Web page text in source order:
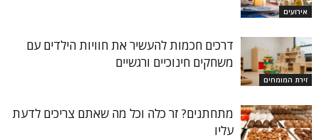
אירועים
זירת המומחים
דרכים חכמות להעשיר את חוויות הילדים עם
משחקים חינוכיים ורגשיים
מתחתנים? זר כלה וכל מה שאתם צריכים לדעת
עליו